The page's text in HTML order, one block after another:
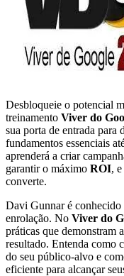
Desbloqueie o potencial
treinamento Viver do
sua porta de entrada para
fundamentos essenciais
aprenderá a criar
garantir o máximo ROI,
converte.
Davi Gunnar é conhecido
enrolação. No Viver do
práticas que demonstram
resultado. Entenda como
do seu público-alvo e
eficiente para alcançar